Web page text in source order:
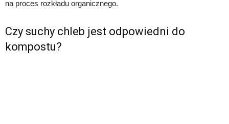
na proces rozkładu organicznego.
Czy suchy chleb jest odpowiedni do
kompostu?